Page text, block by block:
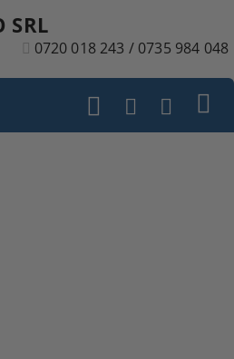
SRL
0720 018 243 / 0735 984 048